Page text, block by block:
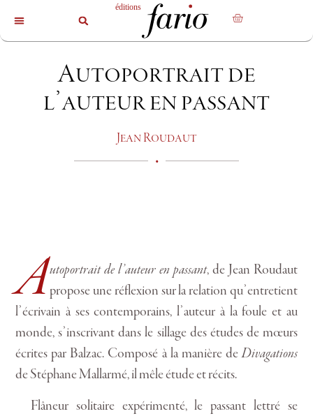
Autoportrait de
l’auteur en passant
Jean Roudaut
•
Autoportrait de l’auteur en passant, de Jean Roudaut
propose une réflexion sur la relation qu’entretient
l’écrivain à ses contemporains, l’auteur à la foule et au
monde, s’inscrivant dans le sillage des études de mœurs
écrites par Balzac. Composé à la manière deDivagations
de Stéphane Mallarmé, il mêle étude et récits.
Flâneur solitaire expérimenté, le passant lettré se